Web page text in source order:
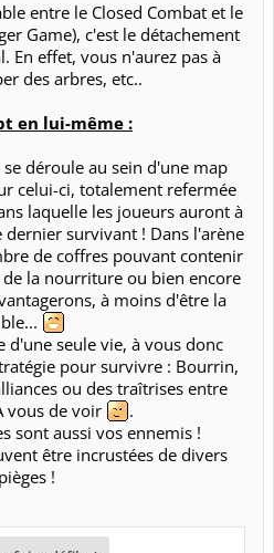
entre le Closed Combat et le
Game), c'est le détachement
En effet, vous n'aurez pas à
des arbres, etc..​
en lui-même :
se déroule au sein d'une map
celui-ci, totalement refermée
laquelle les joueurs auront à
survivant ! Dans l'arène
de coffres pouvant contenir
la nourriture ou bien encore
à moins d'être la
d'une seule vie, à vous donc
pour survivre : Bourrin,
ou des traîtrises entre
vous de voir
.​
sont aussi vos ennemis !​
être incrustées de divers
pièges !​